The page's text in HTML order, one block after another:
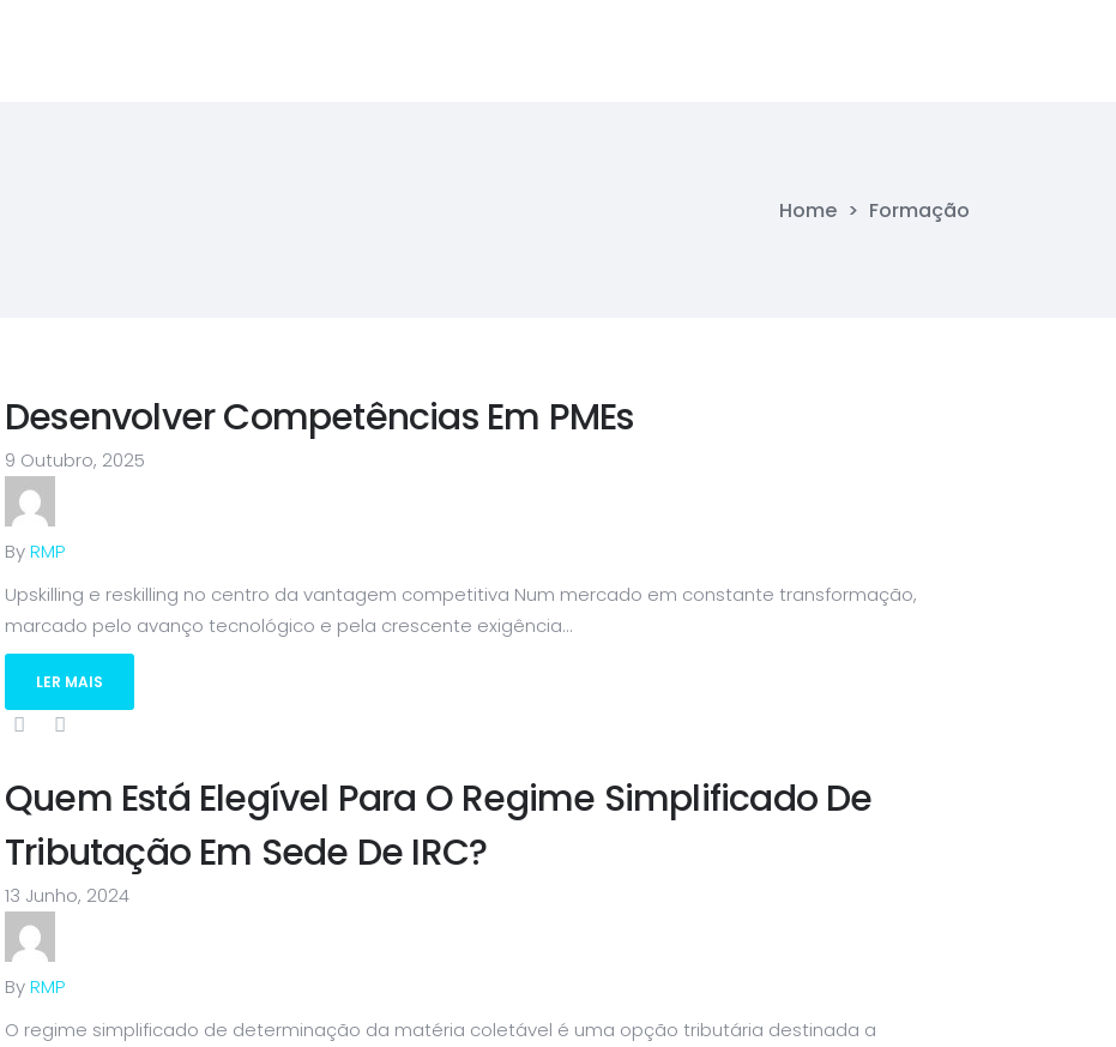
Home > Formação
Desenvolver Competências Em PMEs
9 Outubro, 2025
ByRMP
Upskilling e reskilling no centro da vantagem competitiva Num mercado em constante transformação,
marcado pelo avanço tecnológico e pela crescente exigência...
LER MAIS
Quem Está Elegível Para O Regime Simplificado De
Tributação Em Sede De IRC?
13 Junho, 2024
ByRMP
O regime simplificado de determinação da matéria coletável é uma opção tributária destinada a